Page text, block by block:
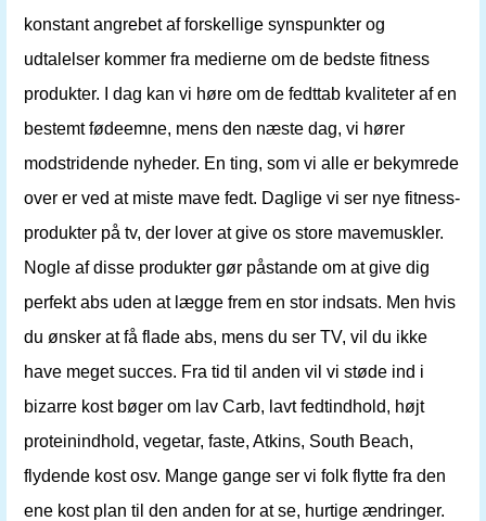
konstant angrebet af forskellige synspunkter og
udtalelser kommer fra medierne om de bedste fitness
produkter. I dag kan vi høre om de fedttab kvaliteter af en
bestemt fødeemne, mens den næste dag, vi hører
modstridende nyheder. En ting, som vi alle er bekymrede
over er ved at miste mave fedt. Daglige vi ser nye fitness-
produkter på tv, der lover at give os store mavemuskler.
Nogle af disse produkter gør påstande om at give dig
perfekt abs uden at lægge frem en stor indsats. Men hvis
du ønsker at få flade abs, mens du ser TV, vil du ikke
have meget succes. Fra tid til anden vil vi støde ind i
bizarre kost bøger om lav Carb, lavt fedtindhold, højt
proteinindhold, vegetar, faste, Atkins, South Beach,
flydende kost osv. Mange gange ser vi folk flytte fra den
ene kost plan til den anden for at se, hurtige ændringer.